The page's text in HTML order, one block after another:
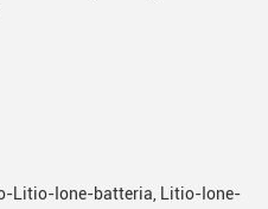
Litio-Ione-batteria, Litio-Ione-